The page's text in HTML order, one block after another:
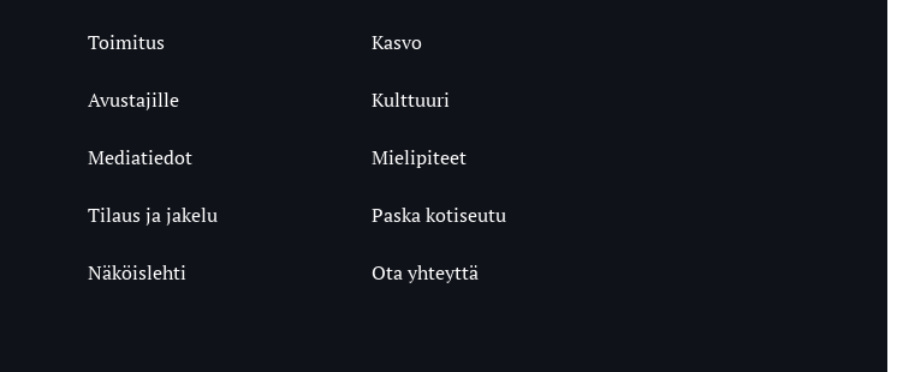
Toimitus
Avustajille
Mediatiedot
Tilaus ja jakelu
Näköislehti
Kasvo
Kulttuuri
Mielipiteet
Paska kotiseutu
Ota yhteyttä